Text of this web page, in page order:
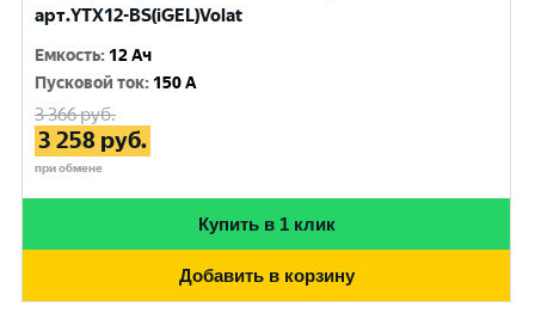
арт.YTX12-BS(iGEL)Volat
Емкость: 12 Ач
Пусковой ток: 150 A
3 366руб.
3 258 руб.
при обмене
Купить в 1 клик
Добавить в корзину